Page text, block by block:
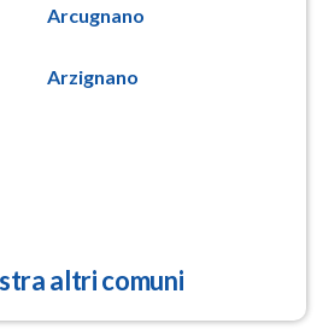
Arcugnano
Arzignano
altri comuni